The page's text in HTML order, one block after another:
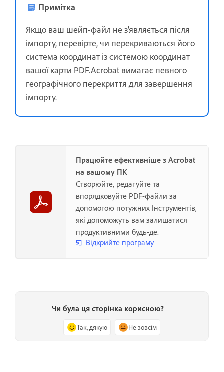
Примітка
Якщо ваш шейп-файл не з'являється після
імпорту, перевірте, чи перекриваються його
система координат із системою координат
вашої карти PDF.Acrobat вимагає певного
географічного перекриття для завершення
імпорту.
Працюйте ефективніше з Acrobat
на вашому ПК
Створюйте, редагуйте та
впорядковуйте PDF-файли за
допомогою потужних Інструментів,
які допоможуть вам залишатися
продуктивними будь-де.
Відкрийте програму
Чи була ця сторінка корисною?
Так, дякую Не зовсім